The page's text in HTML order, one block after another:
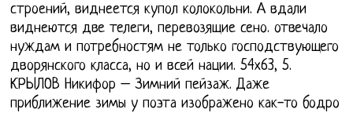
строений, виднеется купол колокольни. А вдали
виднеются две телеги, перевозящие сено. отвечало
нуждам и потребностям не только господствующего
дворянского класса, но и всей нации. 54х63, 5.
КРЫЛОВ Никифор – Зимний пейзаж. Даже
приближение зимы у поэта изображено как-то бодро